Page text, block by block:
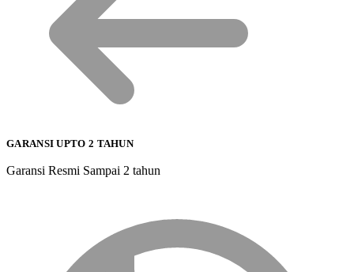
GARANSI UPTO 2 TAHUN
Garansi Resmi Sampai 2 tahun